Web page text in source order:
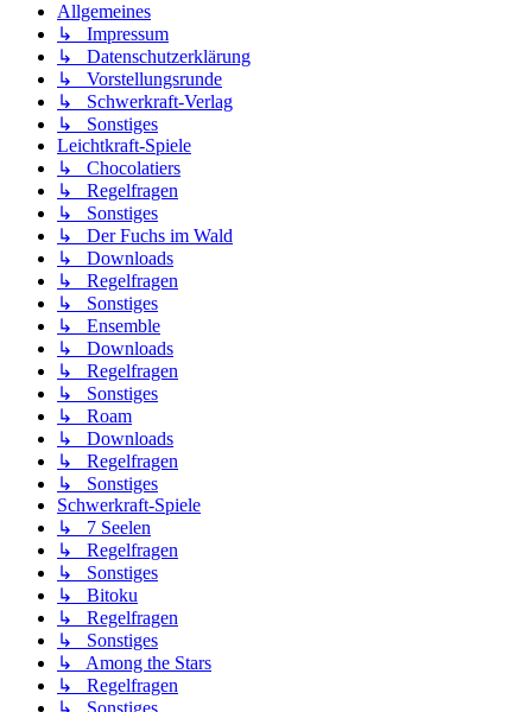
Allgemeines
↳ Impressum
↳ Datenschutzerklärung
↳ Vorstellungsrunde
↳ Schwerkraft-Verlag
↳ Sonstiges
Leichtkraft-Spiele
↳ Chocolatiers
↳ Regelfragen
↳ Sonstiges
↳ Der Fuchs im Wald
↳ Downloads
↳ Regelfragen
↳ Sonstiges
↳ Ensemble
↳ Downloads
↳ Regelfragen
↳ Sonstiges
↳ Roam
↳ Downloads
↳ Regelfragen
↳ Sonstiges
Schwerkraft-Spiele
↳ 7 Seelen
↳ Regelfragen
↳ Sonstiges
↳ Bitoku
↳ Regelfragen
↳ Sonstiges
↳ Among the Stars
↳ Regelfragen